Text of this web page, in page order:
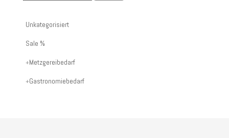
Artikelnummer
oder
Unkategorisiert
Sale %
Metzgereibedarf
Gastronomiebedarf